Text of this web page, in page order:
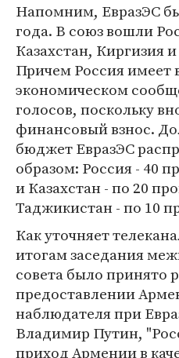
Напомним, ЕвразЭС
года. В союз вошли
Казахстан, Киргизия
Причем Россия имеет
экономическом
голосов, поскольку
финансовый взнос.
бюджет ЕвразЭС
образом: Россия - 40
и Казахстан - по 20
Таджикистан - по 10
Как уточняет
итогам заседания
совета было принято
предоставлении
наблюдателя при
Владимир Путин,
приход Армении в